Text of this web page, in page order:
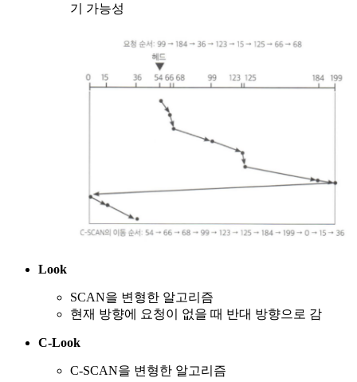
기 가능성
Look
SCAN을 변형한 알고리즘
현재 방향에 요청이 없을 때 반대 방향으로 감
C-Look
C-SCAN을 변형한 알고리즘